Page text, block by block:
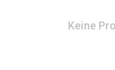
Keine